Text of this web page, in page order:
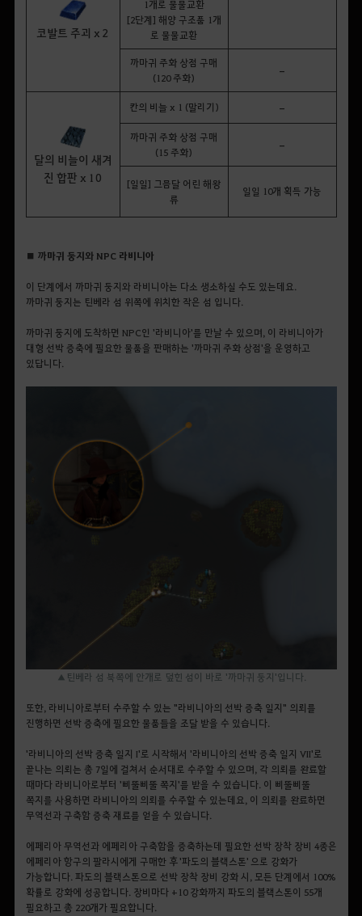
코발트 주괴 x 2
1개로 물물교환
[2단계] 해양 구조품 1개
로 물물교환
까마귀 주화 상점 구매
(120 주화)
-
달의 비늘이 새겨
진 합판 x 10
칸의 비늘 x 1 (말리기) -
까마귀 주화 상점 구매
(15 주화)
-
[일일] 그믐달 어린 해왕
류
일일 10개 획득 가능
■ 까마귀 둥지와 NPC 라비니아
이 단계에서 까마귀 둥지와 라비니아는 다소 생소하실 수도 있는데요.
까마귀 둥지는 틴베라 섬 위쪽에 위치한 작은 섬 입니다.
까마귀 둥지에 도착하면 NPC인 '라비니아'를 만날 수 있으며, 이 라비니아가
대형 선박 증축에 필요한 물품을 판매하는 '까마귀 주화 상점'을 운영하고
있답니다.
▲틴베라 섬 북쪽에 안개로 덮힌 섬이 바로 '까마귀 둥지'입니다.
또한, 라비니아로부터 수주할 수 있는 "라비니아의 선박 증축 일지" 의뢰를
진행하면 선박 증축에 필요한 물품들을 조달 받을 수 있습니다.
'라비니아의 선박 증축 일지 I'로 시작해서 '라비니아의 선박 증축 일지 VII'로
끝나는 의뢰는 총 7일에 걸쳐서 순서대로 수주할 수 있으며, 각 의뢰를 완료할
때마다 라비니아로부터 '삐뚤삐뚤 쪽지'를 받을 수 있습니다. 이 삐뚤삐뚤
쪽지를 사용하면 라비니아의 의뢰를 수주할 수 있는데요, 이 의뢰를 완료하면
무역선과 구축함 증축 재료를 얻을 수 있습니다.
에페리아 무역선과 에페리아 구축함을 증축하는데 필요한 선박 장착 장비 4종은
에페리아 항구의 팔라시에게 구매한 후 '파도의 블랙스톤' 으로 강화가
가능합니다. 파도의 블랙스톤으로 선박 장착 장비 강화 시, 모든 단계에서 100%
확률로 강화에 성공합니다. 장비마다 +10 강화까지 파도의 블랙스톤이 55개
필요하고 총 220개가 필요합니다.